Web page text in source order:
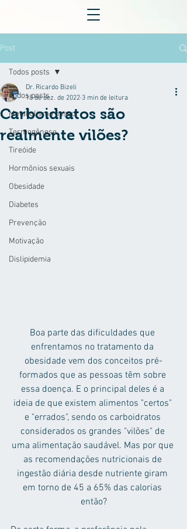
Post
Todos posts
Metabolismo ósseo
Termogênese
Tireóide
Hormônios sexuais
Obesidade
Diabetes
Prevenção
Motivação
Dislipidemia
Todos posts
Carboidratos são
realmente vilões?
Dr. Ricardo Bizeli
18 de dez. de 2022 3 min de leitura
Boa parte das dificuldades que
enfrentamos no tratamento da
obesidade vem dos conceitos pré-
formados que as pessoas têm sobre
essa doença. E o principal deles é a
ideia de que existem alimentos "certos"
e "errados", sendo os carboidratos
considerados os grandes "vilões" de
uma alimentação saudável. Mas por que
as recomendações nutricionais de
ingestão diária desde nutriente giram
em torno de 45 a 65% das calorias
então?